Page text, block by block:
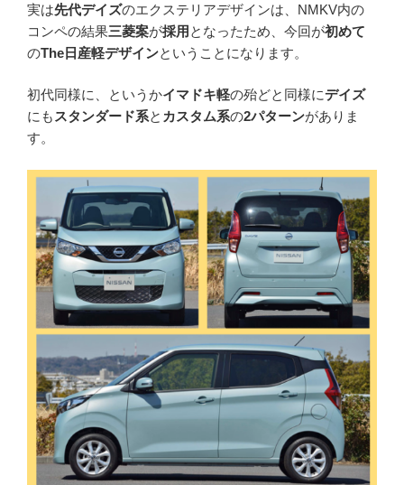
実は先代デイズのエクステリアデザインは、NMKV内の
コンペの結果三菱案が採用 となったため、今回が初めて
のThe日産軽デザインということになります。
初代同様に、というかイマドキ軽の殆どと同様にデイズ
にもスタンダード系と カスタム系の2パターンがありま
す。